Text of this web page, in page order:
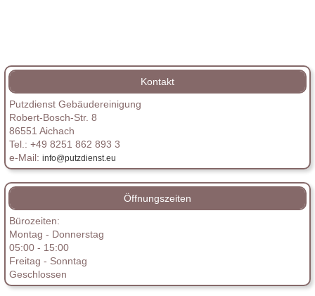
Kontakt
Putzdienst Gebäudereinigung
Robert-Bosch-Str. 8
86551 Aichach
Tel.: +49 8251 862 893 3
e-Mail: info@putzdienst.eu
Öffnungszeiten
Bürozeiten:
Montag - Donnerstag
05:00 - 15:00
Freitag - Sonntag
Geschlossen